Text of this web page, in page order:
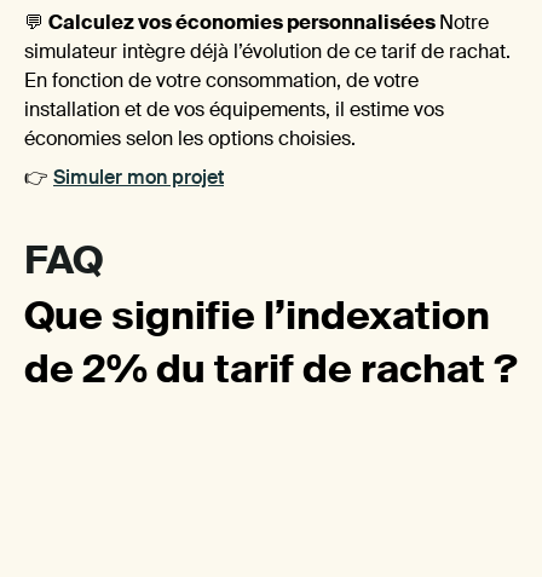
💬 Calculez vos économies personnaliséesNotre
simulateur intègre déjà l’évolution de ce tarif de rachat.
En fonction de votre consommation, de votre
installation et de vos équipements, il estime vos
économies selon les options choisies.
👉 Simuler mon projet
FAQ
Que signifie l’indexation
de 2% du tarif de rachat ?